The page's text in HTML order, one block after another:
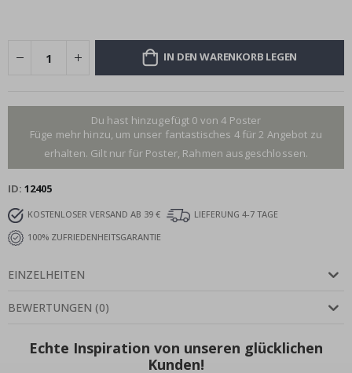
IN DEN WARENKORB LEGEN
Du hast hinzugefügt 0 von 4 Poster
Füge mehr hinzu, um unser fantastisches 4 für 2 Angebot zu
erhalten. Gilt nur für Poster, Rahmen ausgeschlossen.
ID 12405
KOSTENLOSER VERSAND AB 39 €
LIEFERUNG 4-7 TAGE
100% ZUFRIEDENHEITSGARANTIE
EINZELHEITEN
BEWERTUNGEN (0)
Echte Inspiration von unseren glücklichen
Kunden!